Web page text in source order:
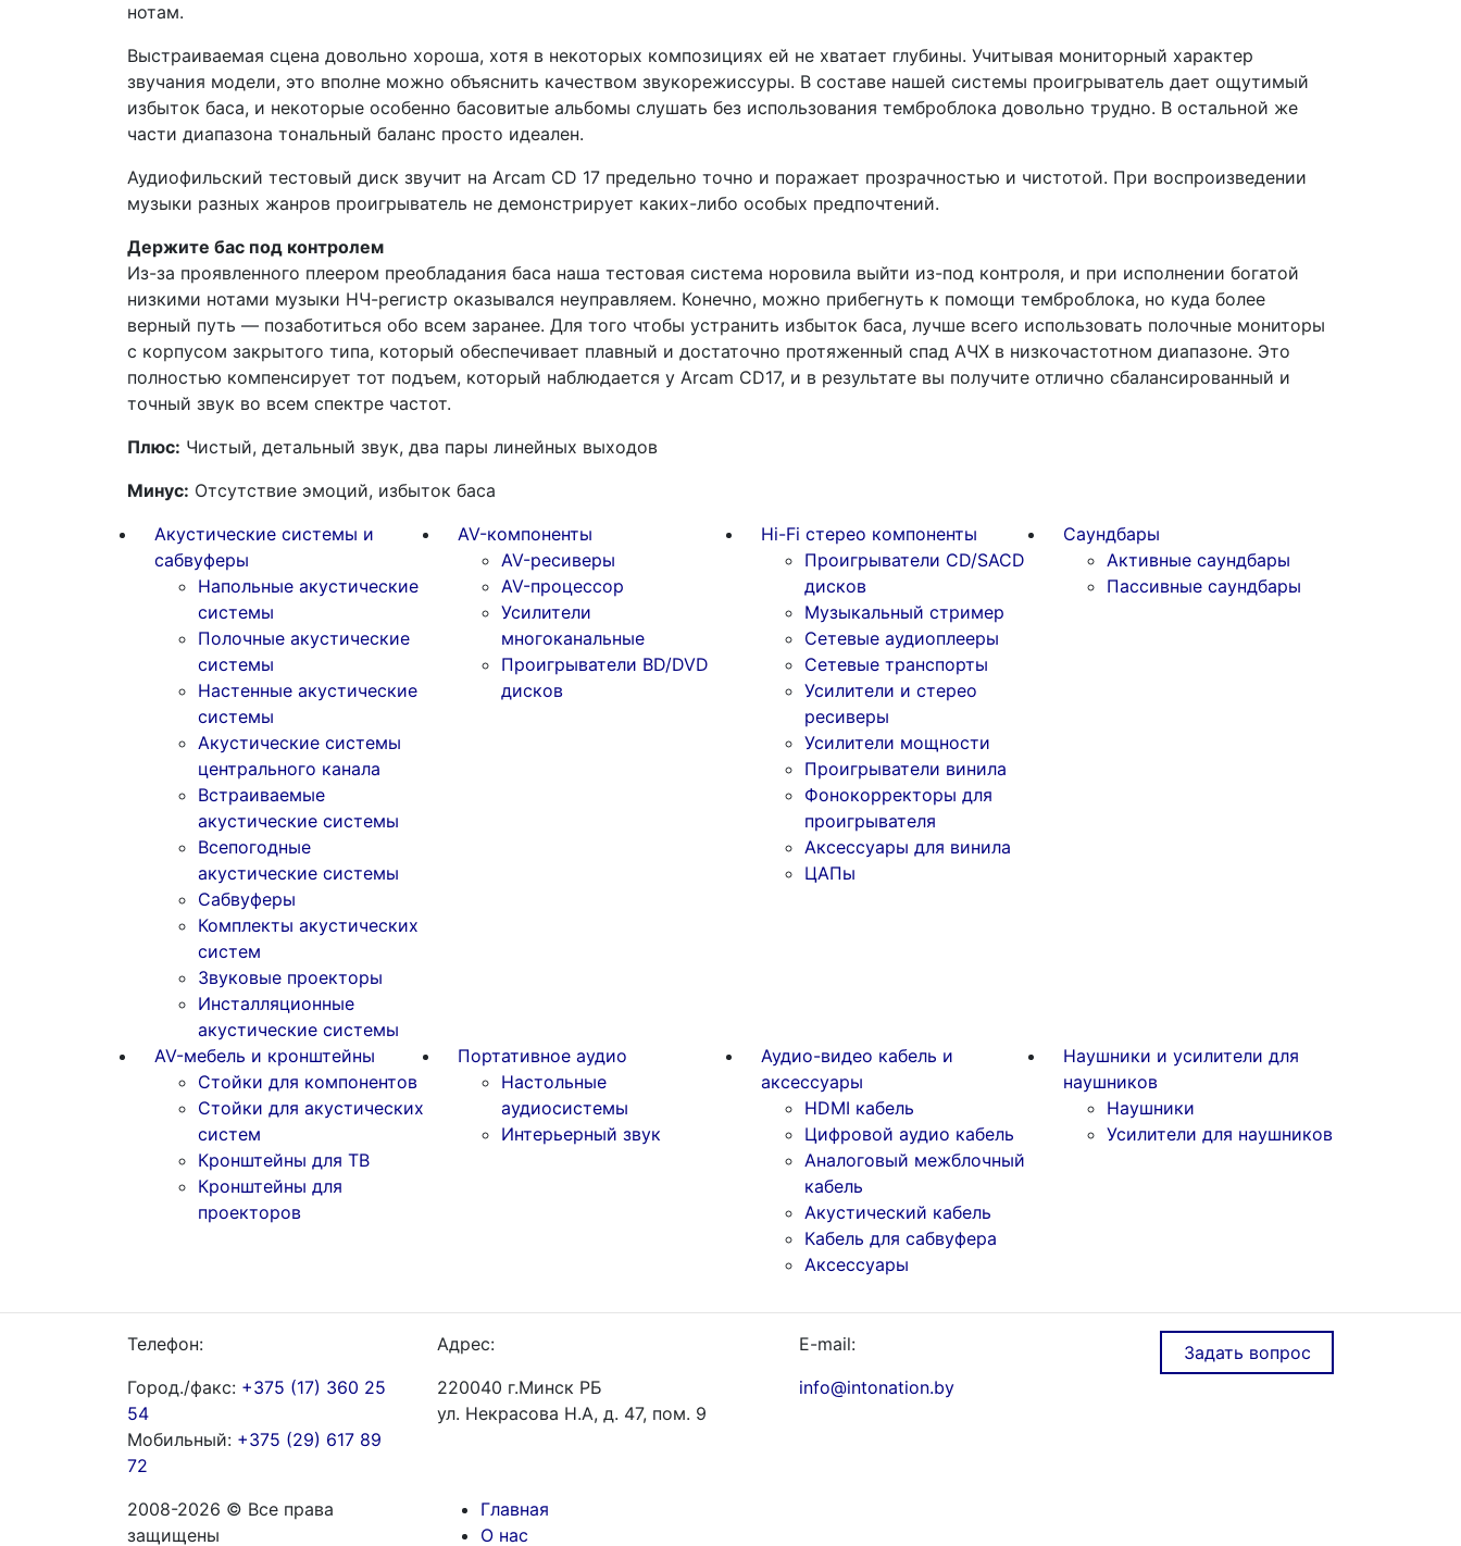
нотам.
Выстраиваемая сцена довольно хороша, хотя в некоторых композициях ей не хватает глубины. Учитывая мониторный характер
звучания модели, это вполне можно объяснить качеством звукорежиссуры. В составе нашей системы проигрыватель дает ощутимый
избыток баса, и некоторые особенно басовитые альбомы слушать без использования темброблока довольно трудно. В остальной же
части диапазона тональный баланс просто идеален.
Аудиофильский тестовый диск звучит на Arcam CD 17 предельно точно и поражает прозрачностью и чистотой. При воспроизведении
музыки разных жанров проигрыватель не демонстрирует каких-либо особых предпочтений.
Держите бас под контролем
Из-за проявленного плеером преобладания баса наша тестовая система норовила выйти из-под контроля, и при исполнении богатой
низкими нотами музыки НЧ-регистр оказывался неуправляем. Конечно, можно прибегнуть к помощи темброблока, но куда более
верный путь — позаботиться обо всем заранее. Для того чтобы устранить избыток баса, лучше всего использовать полочные мониторы
с корпусом закрытого типа, который обеспечивает плавный и достаточно протяженный спад АЧХ в низкочастотном диапазоне. Это
полностью компенсирует тот подъем, который наблюдается у Arcam CD17, и в результате вы получите отлично сбалансированный и
точный звук во всем спектре частот.
Плюс: Чистый, детальный звук, два пары линейных выходов
Минус: Отсутствие эмоций, избыток баса
Акустические системы и
сабвуферы
Напольные акустические
системы
Полочные акустические
системы
Настенные акустические
системы
Акустические системы
центрального канала
Встраиваемые
акустические системы
Всепогодные
акустические системы
Сабвуферы
Комплекты акустических
систем
Звуковые проекторы
Инсталляционные
акустические системы
AV-компоненты
AV-ресиверы
AV-процессор
Усилители
многоканальные
Проигрыватели BD/DVD
дисков
Hi-Fi стерео компоненты
Проигрыватели CD/SACD
дисков
Музыкальный стример
Сетевые аудиоплееры
Сетевые транспорты
Усилители и стерео
ресиверы
Усилители мощности
Проигрыватели винила
Фонокорректоры для
проигрывателя
Аксессуары для винила
ЦАПы
Саундбары
Активные саундбары
Пассивные саундбары
AV-мебель и кронштейны
Стойки для компонентов
Стойки для акустических
систем
Кронштейны для ТВ
Кронштейны для
проекторов
Портативное аудио
Настольные
аудиосистемы
Интерьерный звук
Аудио-видео кабель и
аксессуары
HDMI кабель
Цифровой аудио кабель
Аналоговый межблочный
кабель
Акустический кабель
Кабель для сабвуфера
Аксессуары
Наушники и усилители для
наушников
Наушники
Усилители для наушников
Телефон:
Город./факс: +375 (17) 360 25
54
Мобильный: +375 (29) 617 89
72
Адрес:
220040 г.Минск РБ
ул. Некрасова Н.А, д. 47, пом. 9
E-mail:
info@intonation.by
Задать вопрос
2008-2026 © Все права
защищены
Главная
О нас